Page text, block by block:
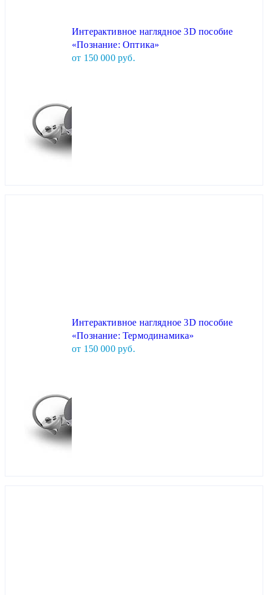
Интерактивное наглядное 3D пособие
«Познание: Оптика»
от 150 000 руб.
Интерактивное наглядное 3D пособие
«Познание: Термодинамика»
от 150 000 руб.